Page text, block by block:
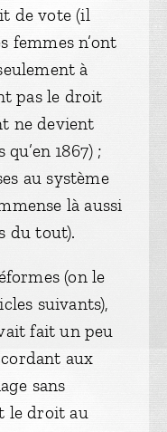
de vote (il
femmes n’ont
à
pas le droit
ne devient
1867) ;
au système
là aussi
du tout).
(on le
suivants),
fait un peu
aux
sans
le droit au